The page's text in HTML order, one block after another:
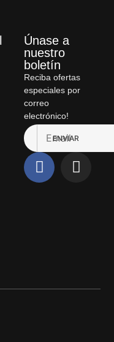
Únase a
nuestro
boletín
Reciba ofertas
especiales por
correo
electrónico!
ENVIAR